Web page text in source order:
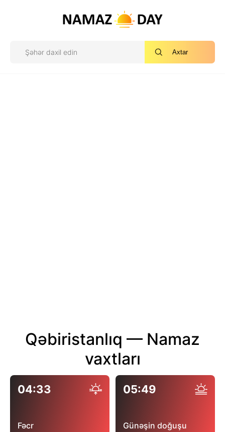
Axtar
Qəbiristanlıq — Namaz
vaxtları
04:33
Fəcr
05:49
Günəşin doğuşu